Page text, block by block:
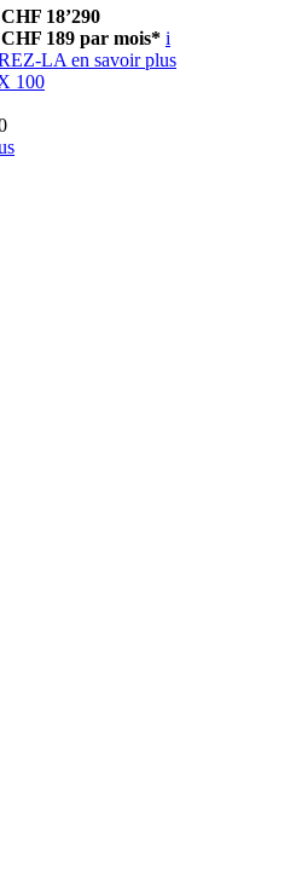
18’290
189 par mois* i
LA en savoir plus
100